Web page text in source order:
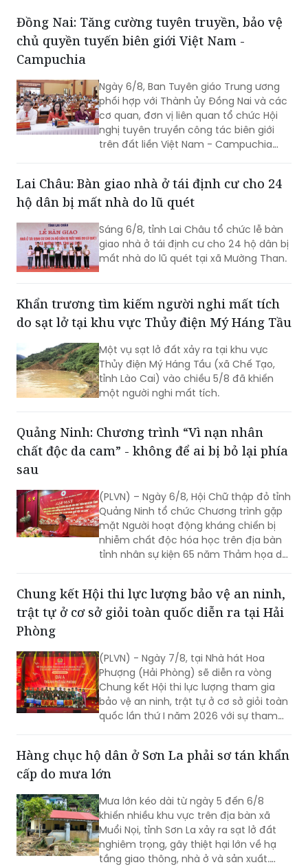
Đồng Nai: Tăng cường tuyên truyền, bảo vệ
chủ quyền tuyến biên giới Việt Nam -
Campuchia
Ngày 6/8, Ban Tuyên giáo Trung ương
phối hợp với Thành ủy Đồng Nai và các
cơ quan, đơn vị liên quan tổ chức Hội
nghị tuyên truyền công tác biên giới
trên đất liền Việt Nam - Campuchia
Lai Châu: Bàn giao nhà ở tái định cư cho 24
hộ dân bị mất nhà do lũ quét
Sáng 6/8, tỉnh Lai Châu tổ chức lễ bàn
giao nhà ở tái định cư cho 24 hộ dân bị
mất nhà do lũ quét tại xã Mường Than.
Khẩn trương tìm kiếm người nghi mất tích
do sạt lở tại khu vực Thủy điện Mý Háng Tầu
Một vụ sạt lở đất xảy ra tại khu vực
Thủy điện Mý Háng Tầu (xã Chế Tạo,
tỉnh Lào Cai) vào chiều 5/8 đã khiến
một người nghi mất tích.
Quảng Ninh: Chương trình “Vì nạn nhân
chất độc da cam” - không để ai bị bỏ lại phía
sau
(PLVN) – Ngày 6/8, Hội Chữ thập đỏ tỉnh
Quảng Ninh tổ chức Chương trình gặp
mặt Người hoạt động kháng chiến bị
nhiễm chất độc hóa học trên địa bàn
tỉnh nhân sự kiện 65 năm Thảm họa da
trào “Vì nạn nhân chất độc da cam”.
Chung kết Hội thi lực lượng bảo vệ an ninh,
trật tự ở cơ sở giỏi toàn quốc diễn ra tại Hải
Phòng
(PLVN) - Ngày 7/8, tại Nhà hát Hoa
Phượng (Hải Phòng) sẽ diễn ra vòng
Chung kết Hội thi lực lượng tham gia
bảo vệ an ninh, trật tự ở cơ sở giỏi toàn
quốc lần thứ I năm 2026 với sự tham
Hàng chục hộ dân ở Sơn La phải sơ tán khẩn
cấp do mưa lớn
Mưa lớn kéo dài từ ngày 5 đến 6/8
khiến nhiều khu vực trên địa bàn xã
Muổi Nọi, tỉnh Sơn La xảy ra sạt lở đất
nghiêm trọng, gây thiệt hại lớn về hạ
tầng giao thông, nhà ở và sản xuất.